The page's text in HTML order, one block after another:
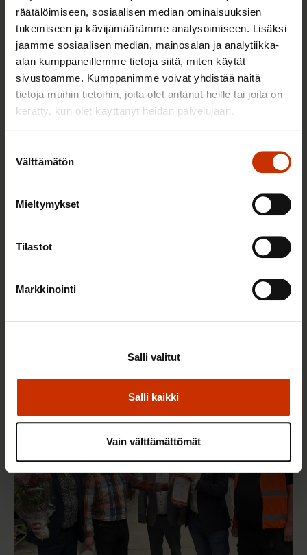
räätälöimiseen, sosiaalisen median ominaisuuksien
tukemiseen ja kävijämäärämme analysoimiseen. Lisäksi
jaamme sosiaalisen median, mainosalan ja analytiikka-
alan kumppaneillemme tietoja siitä, miten käytät
sivustoamme. Kumppanimme voivat yhdistää näitä
tietoja muihin tietoihin, joita olet antanut heille tai joita on
kerätty, kun olet käyttänyt heidän palvelujaan.
valinta
Välttämätön
Mieltymykset
Tilastot
Markkinointi
Salli kaikki
Salli valitut
Vain välttämättömät
2.6.2026 11:00
Työmarkkinakeskusjärjestöt: Tuottava ja
hyvinvoiva työelämä on yhteinen asia
Työaikaisella ruokailulla on väliä – lue vinkit
jaksamista tukevaan terveelliseen syömiseen